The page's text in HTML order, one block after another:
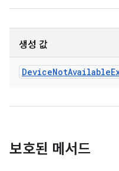
생성 값
DeviceNotAvailable
보호된 메서드